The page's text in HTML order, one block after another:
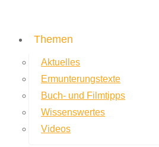
Themen
Aktuelles
Ermunterungstexte
Buch- und Filmtipps
Wissenswertes
Videos